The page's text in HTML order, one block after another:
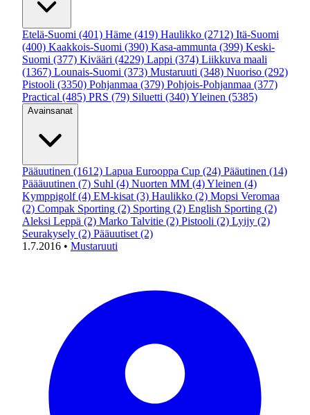
Etelä-Suomi (401) Häme (419) Haulikko (2712) Itä-Suomi
(400) Kaakkois-Suomi (390) Kasa-ammunta (399) Keski-
Suomi (377) Kivääri (4229) Lappi (374) Liikkuva maali
(1367) Lounais-Suomi (373) Mustaruuti (348) Nuoriso (292)
Pistooli (3350) Pohjanmaa (379) Pohjois-Pohjanmaa (377)
Practical (485) PRS (79) Siluetti (340)Yleinen (5385)
Avainsanat
Pääuutinen (1612) Lapua Eurooppa Cup (24) Pääutinen (14)
Päääuutinen (7) Suhl (4) Nuorten MM (4)Yleinen (4)
Kymppigolf (4) EM-kisat (3) Haulikko (2) Mopsi Veromaa
(2) Compak Sporting (2) Sporting (2) English Sporting (2)
Aleksi Leppä (2) Marko Talvitie (2) Pistooli (2) Lyijy (2)
Seurakysely (2) Pääuutiset (2)
1.7.2016 • Mustaruuti